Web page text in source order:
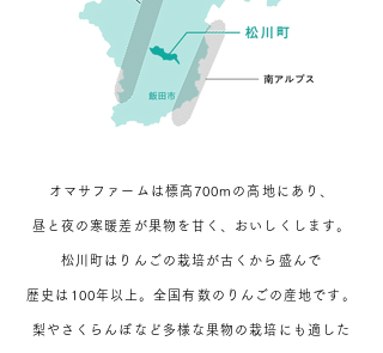
オマサファームは標高700mの高地にあり、
昼と夜の寒暖差が果物を甘く、おいしくします。
松川町はりんごの栽培が古くから盛んで
歴史は100年以上。全国有数のりんごの産地です。
梨やさくらんぼなど多様な果物の栽培にも適した